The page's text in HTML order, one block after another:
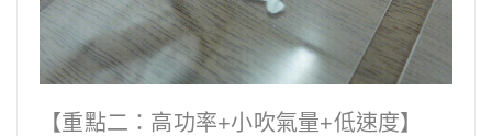
【重點二：高功率+小吹氣量+低速度】